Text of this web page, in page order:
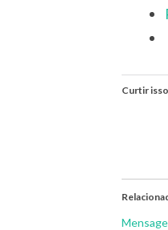
Curtir